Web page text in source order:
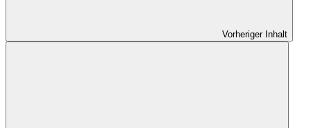
Vorheriger Inhalt